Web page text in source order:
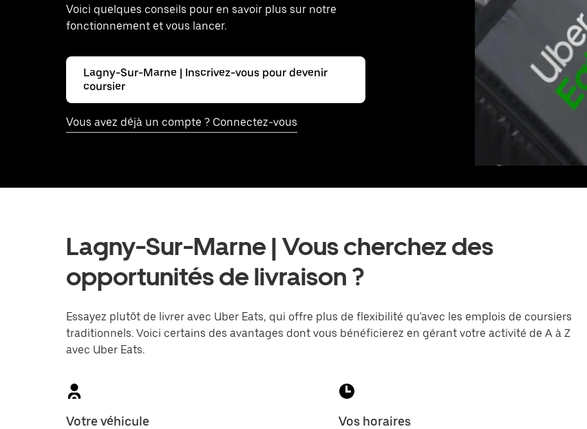
Voici quelques conseils pour en savoir plus sur notre
fonctionnement et vous lancer.
Lagny-Sur-Marne | Inscrivez-vous pour devenir
coursier
Vous avez déjà un compte ? Connectez-vous
Lagny-Sur-Marne | Vous cherchez des
opportunités de livraison ?
Essayez plutôt de livrer avec Uber Eats, qui offre plus de flexibilité qu'avec les emplois de coursiers
traditionnels. Voici certains des avantages dont vous bénéficierez en gérant votre activité de A à Z
avec Uber Eats.
Votre véhicule Vos horaires